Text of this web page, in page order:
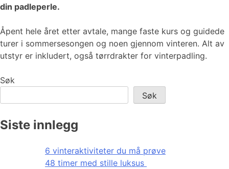
din padleperle.
Åpent hele året etter avtale, mange faste kurs og guidede
turer i sommersesongen og noen gjennom vinteren. Alt av
utstyr er inkludert, også tørrdrakter for vinterpadling.
Søk
Søk
Siste innlegg
6 vinteraktiviteter du må prøve
48 timer med stille luksus